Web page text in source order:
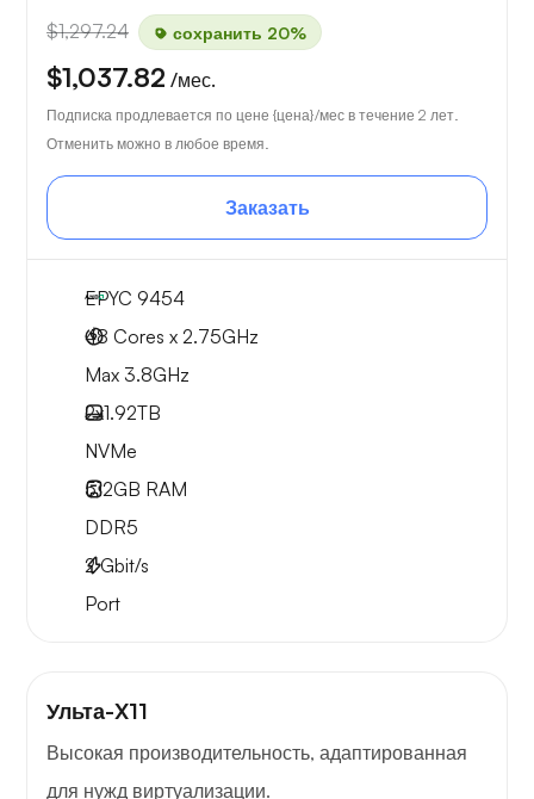
$1,297.24 сохранить 20%
$1,037.82 /мес.
Подписка продлевается по цене {цена}/мес в течение 2 лет.
Отменить можно в любое время.
Заказать
EPYC 9454
48 Cores x 2.75GHz
Max 3.8GHz
2x1.92TB
NVMe
512GB RAM
DDR5
2Gbit/s
Port
Ульта-X11
Высокая производительность, адаптированная
для нужд виртуализации.